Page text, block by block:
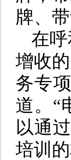
牌、
在
增收
务专
道。“
以通
培训